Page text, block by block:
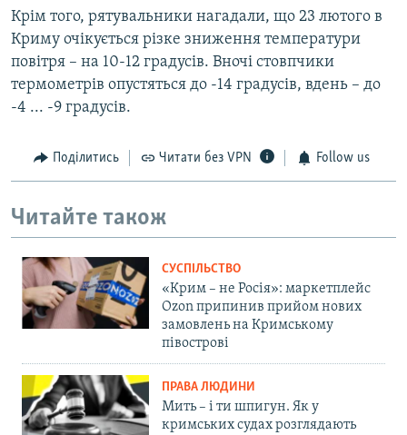
Крім того, рятувальники нагадали, що 23 лютого в
Криму очікується різке зниження температури
повітря – на 10-12 градусів. Вночі стовпчики
термометрів опустяться до -14 градусів, вдень – до
-4 ... -9 градусів.
Поділитись Читати без VPN Follow us
Читайте також
СУСПІЛЬСТВО
«Крим – не Росія»: маркетплейс
Ozon припинив прийом нових
замовлень на Кримському
півострові
ПРАВА ЛЮДИНИ
Мить – і ти шпигун. Як у
кримських судах розглядають